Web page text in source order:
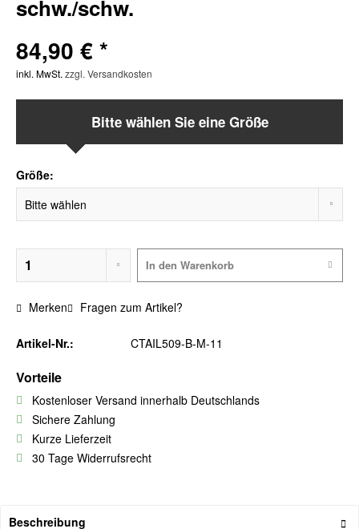
schw./schw.
84,90 € *
inkl. MwSt. zzgl. Versandkosten
Bitte wählen Sie eine Größe
Größe:
In den Warenkorb
Merken Fragen zum Artikel?
Artikel-Nr.: CTAIL509-B-M-11
Vorteile
Kostenloser Versand innerhalb Deutschlands
Sichere Zahlung
Kurze Lieferzeit
30 Tage Widerrufsrecht
Beschreibung